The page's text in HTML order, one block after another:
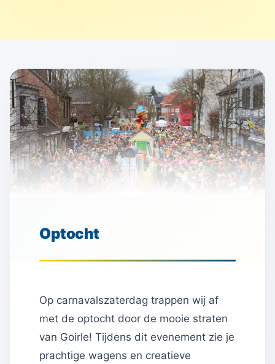
Optocht
Op carnavalszaterdag trappen wij af
met de optocht door de mooie straten
van Goirle! Tijdens dit evenement zie je
prachtige wagens en creatieve